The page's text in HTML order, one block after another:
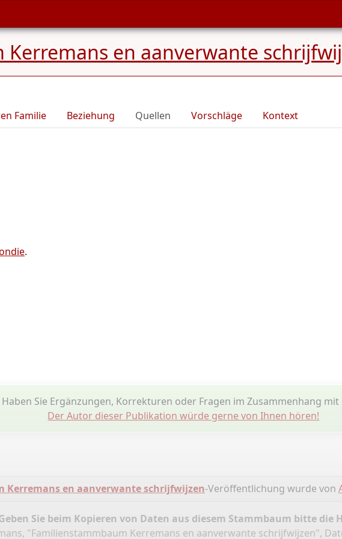
en aanverwante
Familie Beziehung Quellen Vorschläge Kontext
.
Haben Sie Ergänzungen, Korrekturen oder Fragen im Zusammenhang mit
Der Autor dieser Publikation würde gerne von Ihnen hören!
Kerremans en aanverwante schrijfwijzen-Veröffentlichung wurde von
Sie beim Kopieren von Daten aus diesem Stammbaum bitte die
"Familienstammbaum Kerremans en aanverwante schrijfwijzen",